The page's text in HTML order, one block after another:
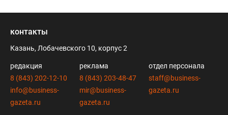
контакты
Казань, Лобачевского 10, корпус 2
редакция
8 (843) 202-12-10
info@business-
gazeta.ru
реклама
8 (843) 203-48-47
mir@business-
gazeta.ru
отдел персонала
staff@business-
gazeta.ru